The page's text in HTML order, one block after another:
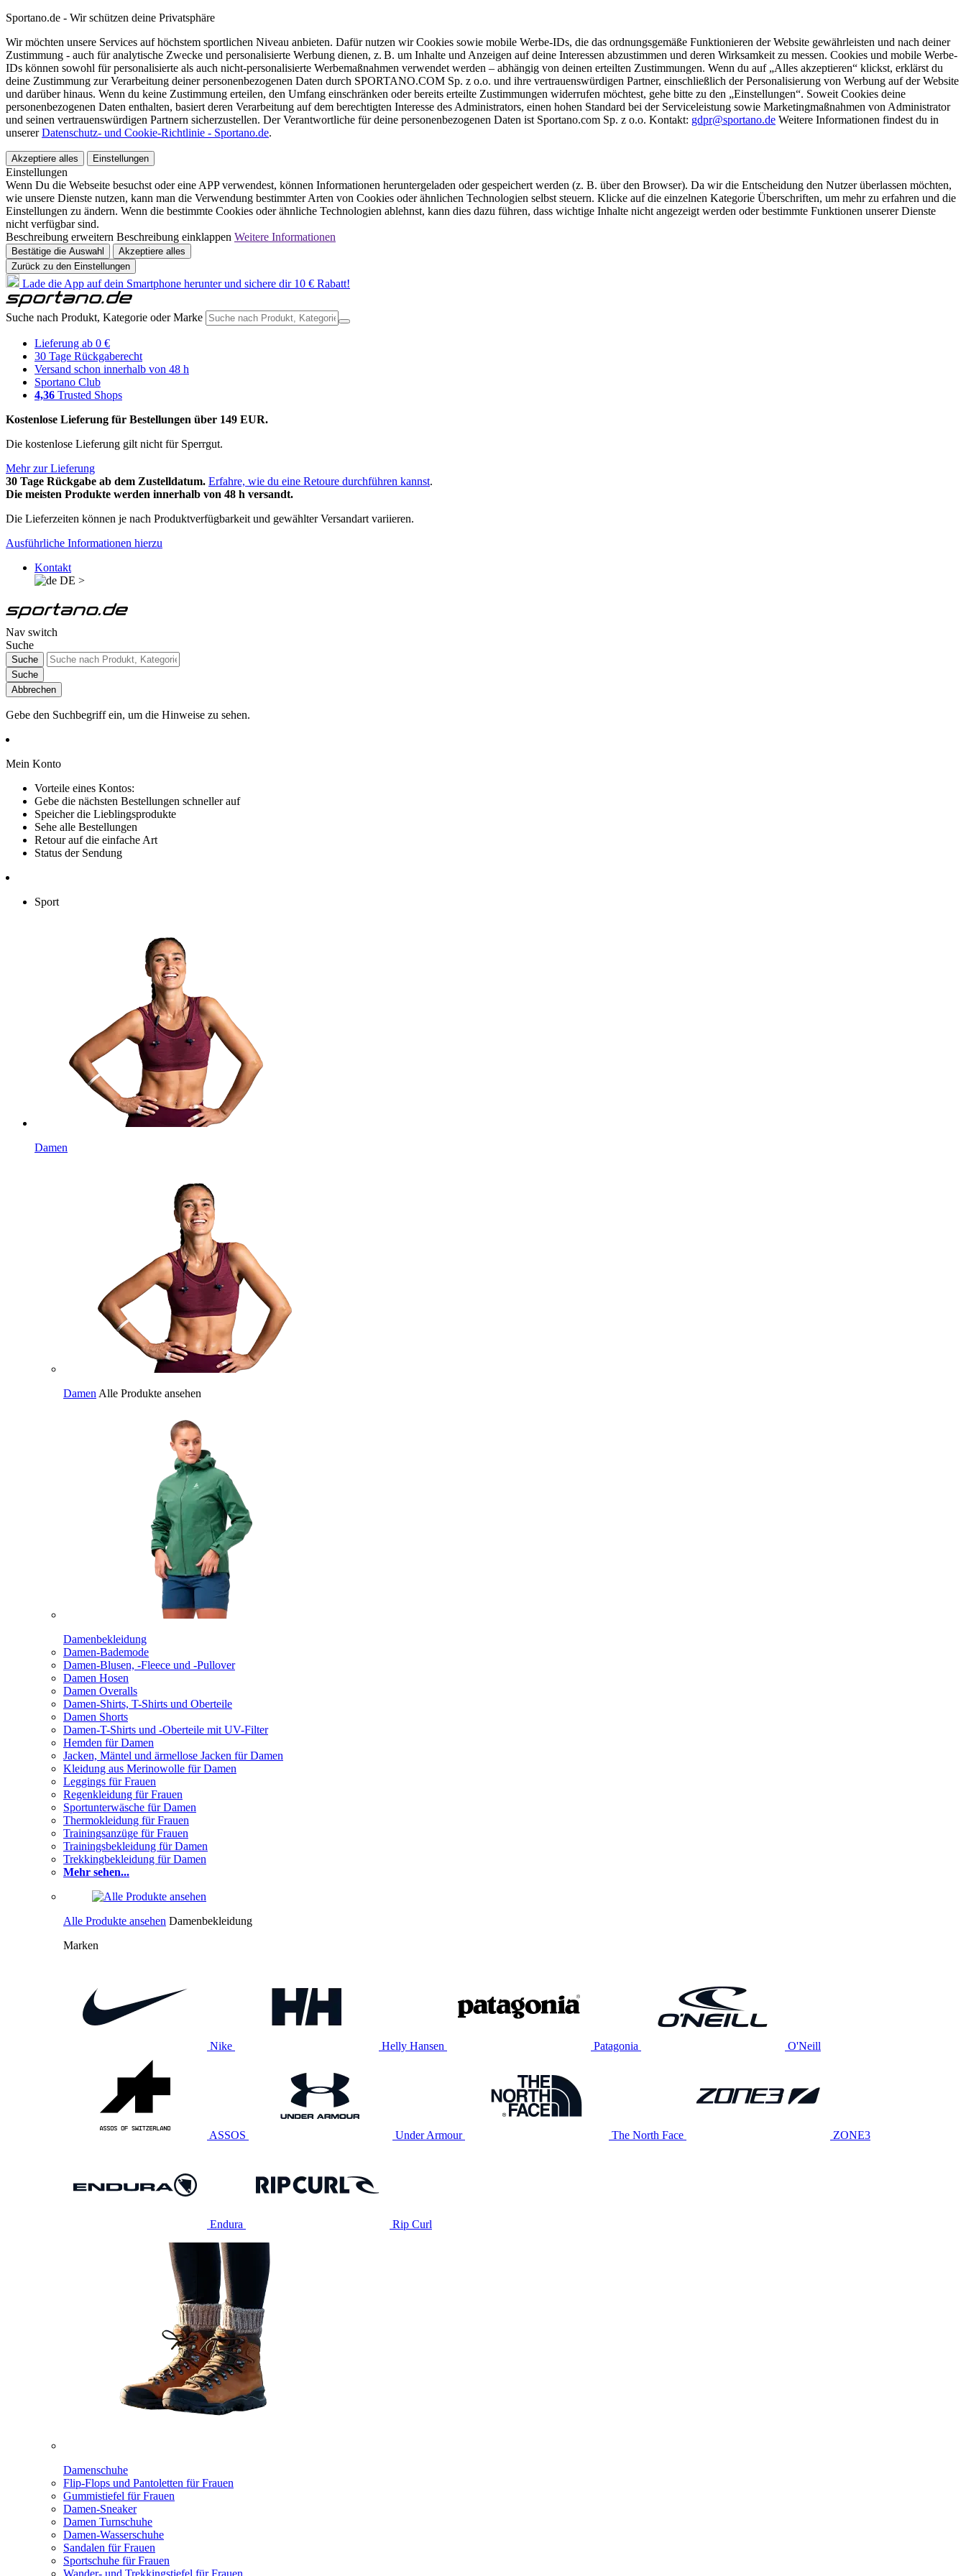
Sportano.de - Wir schützen deine Privatsphäre
Wir möchten unsere Services auf höchstem sportlichen Niveau anbieten. Dafür nutzen wir Cookies sowie mobile Werbe-IDs, die das ordnungsgemäße Funktionieren der Website gewährleisten und nach deiner
Zustimmung - auch für analytische Zwecke und personalisierte Werbung dienen, z. B. um Inhalte und Anzeigen auf deine Interessen abzustimmen und deren Wirksamkeit zu messen. Cookies und mobile Werbe-
IDs können sowohl für personalisierte als auch nicht-personalisierte Werbemaßnahmen verwendet werden – abhängig von deinen erteilten Zustimmungen. Wenn du auf „Alles akzeptieren“ klickst, erklärst du
deine Zustimmung zur Verarbeitung deiner personenbezogenen Daten durch SPORTANO.COM Sp. z o.o. und ihre vertrauenswürdigen Partner, einschließlich der Personalisierung von Werbung auf der Website
und darüber hinaus. Wenn du keine Zustimmung erteilen, den Umfang einschränken oder bereits erteilte Zustimmungen widerrufen möchtest, gehe bitte zu den „Einstellungen“. Soweit Cookies deine
personenbezogenen Daten enthalten, basiert deren Verarbeitung auf dem berechtigten Interesse des Administrators, einen hohen Standard bei der Serviceleistung sowie Marketingmaßnahmen von Administrator
und seinen vertrauenswürdigen Partnern sicherzustellen. Der Verantwortliche für deine personenbezogenen Daten ist Sportano.com Sp. z o.o. Kontakt: gdpr@sportano.de Weitere Informationen findest du in
unsererDatenschutz- und Cookie-Richtlinie - Sportano.de.
Akzeptiere alles Einstellungen
Einstellungen
Wenn Du die Webseite besuchst oder eine APP verwendest, können Informationen heruntergeladen oder gespeichert werden (z. B. über den Browser). Da wir die Entscheidung den Nutzer überlassen möchten,
wie unsere Dienste nutzen, kann man die Verwendung bestimmter Arten von Cookies oder ähnlichen Technologien selbst steuern. Klicke auf die einzelnen Kategorie Überschriften, um mehr zu erfahren und die
Einstellungen zu ändern. Wenn die bestimmte Cookies oder ähnliche Technologien ablehnst, kann dies dazu führen, dass wichtige Inhalte nicht angezeigt werden oder bestimmte Funktionen unserer Dienste
nicht verfügbar sind.
Beschreibung erweitern Beschreibung einklappen Weitere Informationen
Bestätige die Auswahl
Akzeptiere alles
Zurück zu den Einstellungen
Lade die App auf dein Smartphone herunter und sichere dir 10 € Rabatt!
Suche nach Produkt, Kategorie oder Marke
Lieferung ab 0 €
30 Tage Rückgaberecht
Versand schon innerhalb von 48 h
Sportano Club
4,36 Trusted Shops
Kostenlose Lieferung für Bestellungen über 149 EUR.
Die kostenlose Lieferung gilt nicht für Sperrgut.
Mehr zur Lieferung
30 Tage Rückgabe ab dem Zustelldatum. Erfahre, wie du eine Retoure durchführen kannst.
Die meisten Produkte werden innerhalb von 48 h versandt.
Die Lieferzeiten können je nach Produktverfügbarkeit und gewählter Versandart variieren.
Ausführliche Informationen hierzu
Kontakt
DE >
Nav switch
Suche
Suche
Suche
Abbrechen
Gebe den Suchbegriff ein, um die Hinweise zu sehen.
Mein Konto
Vorteile eines Kontos:
Gebe die nächsten Bestellungen schneller auf
Speicher die Lieblingsprodukte
Sehe alle Bestellungen
Retour auf die einfache Art
Status der Sendung
Sport
Damen
Damen Alle Produkte ansehen
Damenbekleidung
Damen-Bademode
Damen-Blusen, -Fleece und -Pullover
Damen Hosen
Damen Overalls
Damen-Shirts, T-Shirts und Oberteile
Damen Shorts
Damen-T-Shirts und -Oberteile mit UV-Filter
Hemden für Damen
Jacken, Mäntel und ärmellose Jacken für Damen
Kleidung aus Merinowolle für Damen
Leggings für Frauen
Regenkleidung für Frauen
Sportunterwäsche für Damen
Thermokleidung für Frauen
Trainingsanzüge für Frauen
Trainingsbekleidung für Damen
Trekkingbekleidung für Damen
Mehr sehen...
Alle Produkte ansehen Damenbekleidung
Marken
Nike Helly Hansen Patagonia O'Neill
ASSOS Under Armour The North Face ZONE3
Endura Rip Curl
Damenschuhe
Flip-Flops und Pantoletten für Frauen
Gummistiefel für Frauen
Damen-Sneaker
Damen Turnschuhe
Damen-Wasserschuhe
Sandalen für Frauen
Sportschuhe für Frauen
Wander- und Trekkingstiefel für Frauen